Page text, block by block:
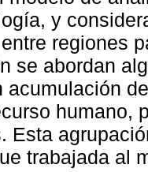
y
regiones
se abordan
acumulación
humano,
Esta
trabajada al